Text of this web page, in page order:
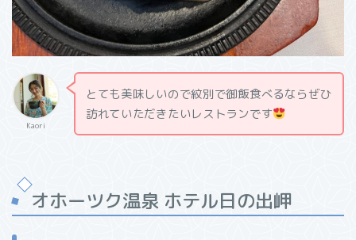
Kaori
とても美味しいので紋別で御飯食べるならぜひ
訪れていただきたいレストランです
オホーツク温泉 ホテル日の出岬